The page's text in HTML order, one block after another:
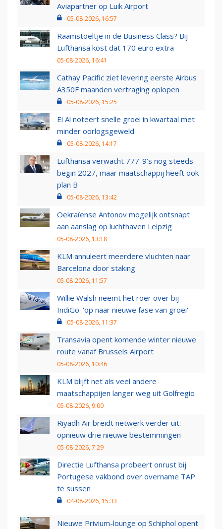
Aviapartner op Luik Airport
05-08-2026, 16:57
Raamstoeltje in de Business Class? Bij
Lufthansa kost dat 170 euro extra
05-08-2026, 16:41
Cathay Pacific ziet levering eerste Airbus
A350F maanden vertraging oplopen
05-08-2026, 15:25
El Al noteert snelle groei in kwartaal met
minder oorlogsgeweld
05-08-2026, 14:17
Lufthansa verwacht 777-9’s nog steeds
begin 2027, maar maatschappij heeft ook
plan B
05-08-2026, 13:42
Oekraïense Antonov mogelijk ontsnapt
aan aanslag op luchthaven Leipzig
05-08-2026, 13:18
KLM annuleert meerdere vluchten naar
Barcelona door staking
05-08-2026, 11:57
Willie Walsh neemt het roer over bij
IndiGo: 'op naar nieuwe fase van groei'
05-08-2026, 11:37
Transavia opent komende winter nieuwe
route vanaf Brussels Airport
05-08-2026, 10:46
KLM blijft net als veel andere
maatschappijen langer weg uit Golfregio
05-08-2026, 9:00
Riyadh Air breidt netwerk verder uit:
opnieuw drie nieuwe bestemmingen
05-08-2026, 7:29
Directie Lufthansa probeert onrust bij
Portugese vakbond over overname TAP
te sussen
04-08-2026, 15:33
Nieuwe Privium-lounge op Schiphol opent